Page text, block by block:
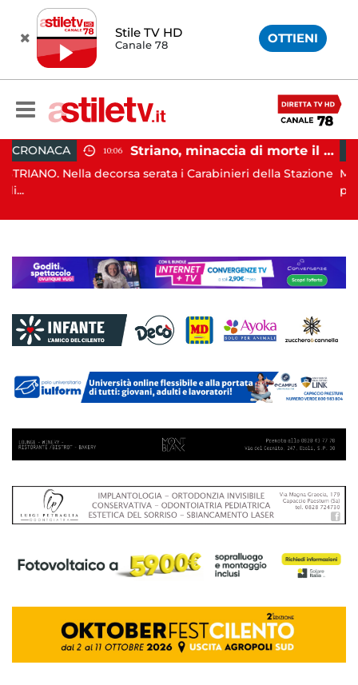
Stile TV HD
Canale 78 OTTIENI
Striano, minaccia di morte il sindaco: 67enne ai domiciliari
serata i Carabinieri della Stazione
CRONACA 06:17
MONTECORICE. Blitz